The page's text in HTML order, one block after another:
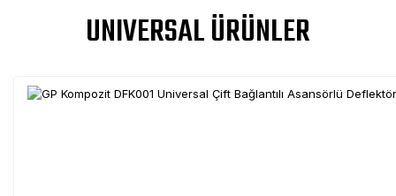
UNIVERSAL ÜRÜNLER